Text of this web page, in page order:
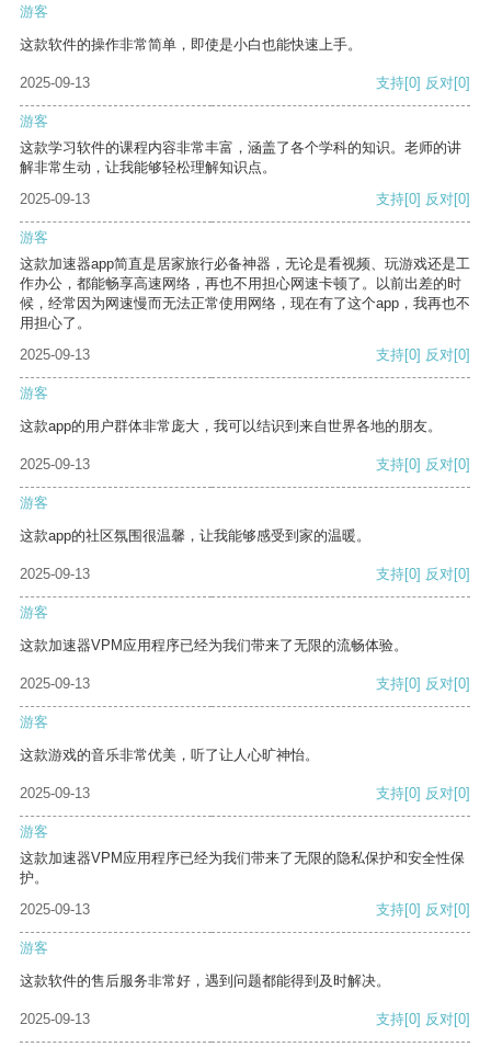
游客
这款软件的操作非常简单，即使是小白也能快速上手。
2025-09-13 支持[0] 反对[0]
游客
这款学习软件的课程内容非常丰富，涵盖了各个学科的知识。老师的讲
解非常生动，让我能够轻松理解知识点。
2025-09-13
支持[0] 反对[0]
游客
这款加速器app简直是居家旅行必备神器，无论是看视频、玩游戏还是工
作办公，都能畅享高速网络，再也不用担心网速卡顿了。以前出差的时
候，经常因为网速慢而无法正常使用网络，现在有了这个app，我再也不
用担心了。
2025-09-13
支持[0] 反对[0]
游客
这款app的用户群体非常庞大，我可以结识到来自世界各地的朋友。
2025-09-13 支持[0] 反对[0]
游客
这款app的社区氛围很温馨，让我能够感受到家的温暖。
2025-09-13 支持[0] 反对[0]
游客
这款加速器VPM应用程序已经为我们带来了无限的流畅体验。
2025-09-13 支持[0] 反对[0]
游客
这款游戏的音乐非常优美，听了让人心旷神怡。
2025-09-13 支持[0] 反对[0]
游客
这款加速器VPM应用程序已经为我们带来了无限的隐私保护和安全性保
护。
2025-09-13
支持[0] 反对[0]
游客
这款软件的售后服务非常好，遇到问题都能得到及时解决。
2025-09-13 支持[0] 反对[0]